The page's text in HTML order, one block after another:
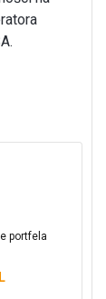
portfela